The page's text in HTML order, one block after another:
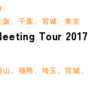
/
、千葉、宮城、東京
Tour 2017
、福岡、埼玉、宮城、